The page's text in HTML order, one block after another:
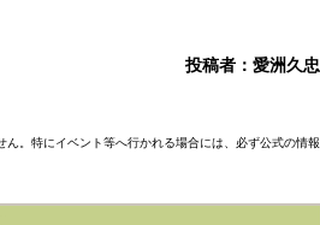
投稿者：愛洲久忠
。特にイベント等へ行かれる場合には、必ず公式の情報